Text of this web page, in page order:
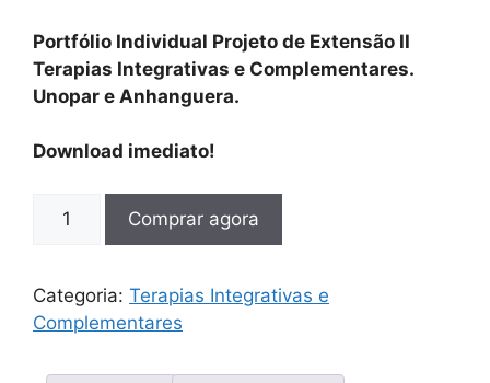
Portfólio Individual Projeto de Extensão II
Terapias Integrativas e Complementares.
Unopar e Anhanguera.
Download imediato!
Comprar agora
Categoria: Terapias Integrativas e
Complementares